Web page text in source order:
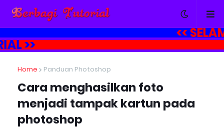
<<
>>
Home Panduan Photoshop
Cara menghasilkan foto
menjadi tampak kartun pada
photoshop